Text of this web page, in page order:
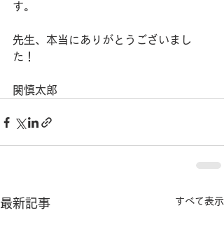
す。
先生、本当にありがとうございまし
た！
関慎太郎
最新記事 すべて表示